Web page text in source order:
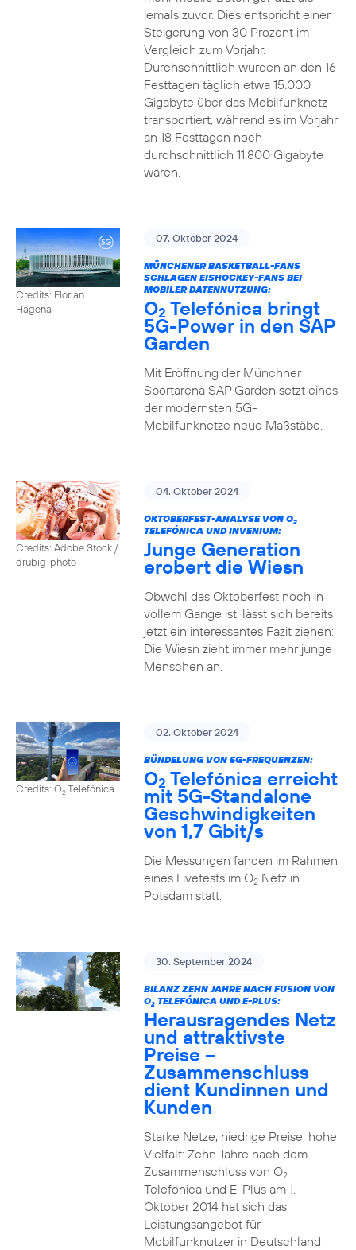
jemals zuvor. Dies entspricht einer
Steigerung von 30 Prozent im
Vergleich zum Vorjahr.
Durchschnittlich wurden an den 16
Festtagen täglich etwa 15.000
Gigabyte über das Mobilfunknetz
transportiert, während es im Vorjahr
an 18 Festtagen noch
durchschnittlich 11.800 Gigabyte
waren.
Credits: Florian
Hagena
07. Oktober 2024
MÜNCHENER BASKETBALL-FANS
SCHLAGEN EISHOCKEY-FANS BEI
MOBILER DATENNUTZUNG:
O2 Telefónica bringt
5G-Power in den SAP
Garden
Mit Eröffnung der Münchner
Sportarena SAP Garden setzt eines
der modernsten 5G-
Mobilfunknetze neue Maßstäbe.
Credits: Adobe Stock /
drubig-photo
04. Oktober 2024
OKTOBERFEST-ANALYSE VON O2
TELEFÓNICA UND INVENIUM:
Junge Generation
erobert die Wiesn
Obwohl das Oktoberfest noch in
vollem Gange ist, lässt sich bereits
jetzt ein interessantes Fazit ziehen:
Die Wiesn zieht immer mehr junge
Menschen an.
Credits: O2Telefónica
02. Oktober 2024
BÜNDELUNG VON 5G-FREQUENZEN:
O2 Telefónica erreicht
mit 5G-Standalone
Geschwindigkeiten
von 1,7 Gbit/s
Die Messungen fanden im Rahmen
eines Livetests im O2Netz in
Potsdam statt.
30. September 2024
BILANZ ZEHN JAHRE NACH FUSION VON
O2TELEFÓNICA UND E-PLUS:
Herausragendes Netz
und attraktivste
Preise –
Zusammenschluss
dient Kundinnen und
Kunden
Starke Netze, niedrige Preise, hohe
Vielfalt: Zehn Jahre nach dem
Zusammenschluss von O2
Telefónica und E-Plus am 1.
Oktober 2014 hat sich das
Leistungsangebot für
Mobilfunknutzer in Deutschland